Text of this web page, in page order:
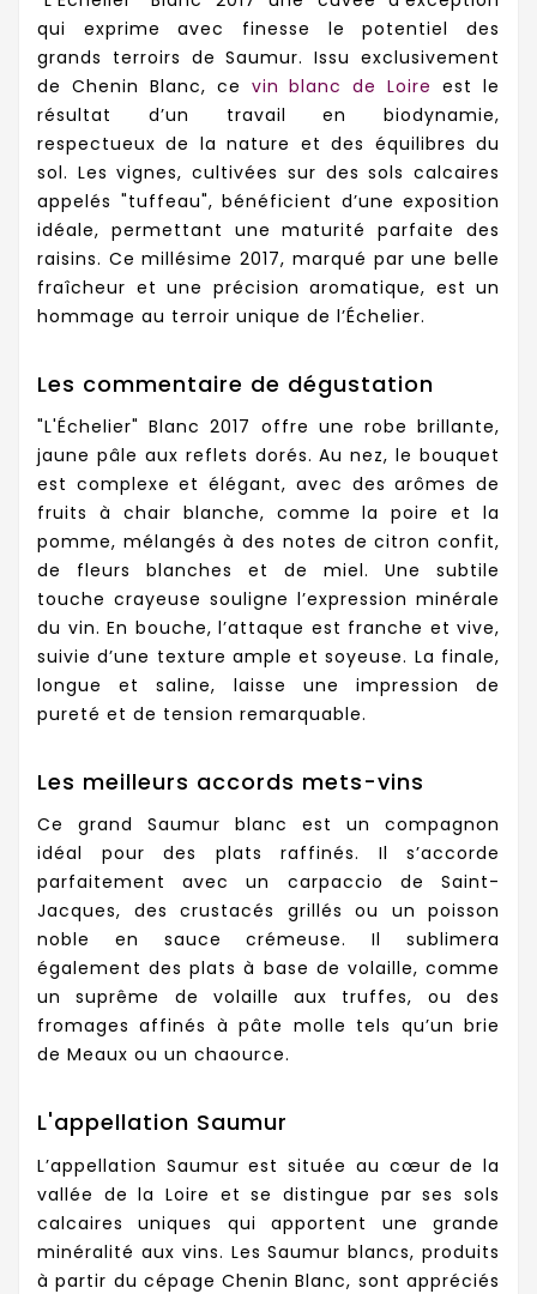
qui exprime avec finesse le potentiel des
grands terroirs de Saumur. Issu exclusivement
de Chenin Blanc, ce vin blanc de Loire est le
résultat d’un travail en biodynamie,
respectueux de la nature et des équilibres du
sol. Les vignes, cultivées sur des sols calcaires
appelés "tuffeau", bénéficient d’une exposition
idéale, permettant une maturité parfaite des
raisins. Ce millésime 2017, marqué par une belle
fraîcheur et une précision aromatique, est un
hommage au terroir unique de l’Échelier.
Les commentaire de dégustation
"L'Échelier" Blanc 2017 offre une robe brillante,
jaune pâle aux reflets dorés. Au nez, le bouquet
est complexe et élégant, avec des arômes de
fruits à chair blanche, comme la poire et la
pomme, mélangés à des notes de citron confit,
de fleurs blanches et de miel. Une subtile
touche crayeuse souligne l’expression minérale
du vin. En bouche, l’attaque est franche et vive,
suivie d’une texture ample et soyeuse. La finale,
longue et saline, laisse une impression de
pureté et de tension remarquable.
Les meilleurs accords mets-vins
Ce grand Saumur blanc est un compagnon
idéal pour des plats raffinés. Il s’accorde
parfaitement avec un carpaccio de Saint-
Jacques, des crustacés grillés ou un poisson
noble en sauce crémeuse. Il sublimera
également des plats à base de volaille, comme
un suprême de volaille aux truffes, ou des
fromages affinés à pâte molle tels qu’un brie
de Meaux ou un chaource.
L'appellation Saumur
L’appellation Saumur est située au cœur de la
vallée de la Loire et se distingue par ses sols
calcaires uniques qui apportent une grande
minéralité aux vins. Les Saumur blancs, produits
à partir du cépage Chenin Blanc, sont appréciés